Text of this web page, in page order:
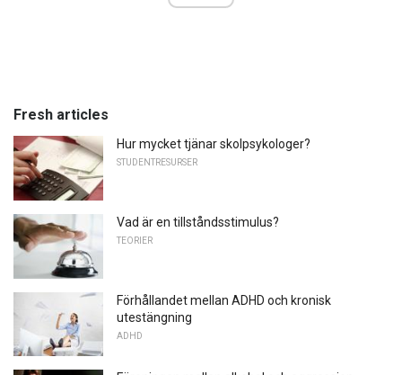
Fresh articles
Hur mycket tjänar skolpsykologer?
STUDENTRESURSER
Vad är en tillståndsstimulus?
TEORIER
Förhållandet mellan ADHD och kronisk
utestängning
ADHD